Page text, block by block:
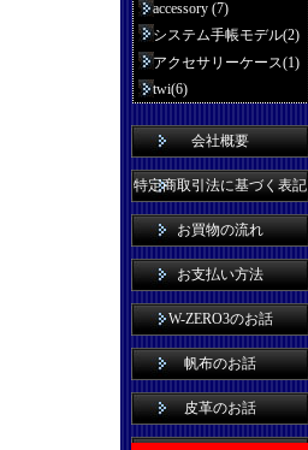
accessory (7)
システム手帳モデル(2)
アクセサリーケース(1)
twi(6)
会社概要
特定商取引法に基づく表記
お買物の流れ
お支払い方法
W-ZERO3のお話
帆布のお話
皮革のお話